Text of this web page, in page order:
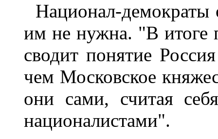
Национал-
им не нужна. "В итоге
сводит понятие
чем Московское
они сами, считая
националистами".